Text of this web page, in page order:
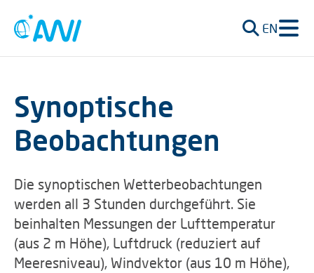
EN
Synoptische
Beobachtungen
Die synoptischen Wetterbeobachtungen
werden all 3 Stunden durchgeführt. Sie
beinhalten Messungen der Lufttemperatur
(aus 2 m Höhe), Luftdruck (reduziert auf
Meeresniveau), Windvektor (aus 10 m Höhe),